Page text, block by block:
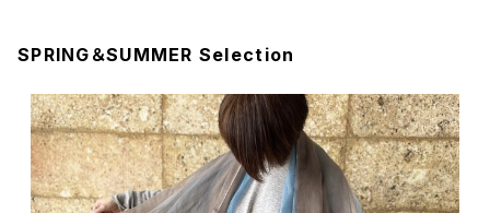
SPRING＆SUMMER Selection